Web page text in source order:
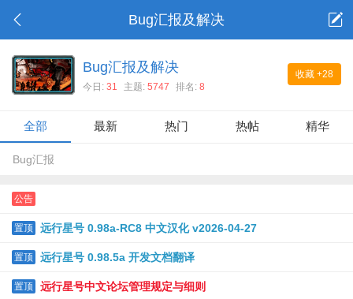
Bug汇报及解决
收藏 +28
Bug汇报及解决
今日: 31 主题: 5747 排名: 8
全部 最新 热门 热帖 精华
Bug汇报
公告
置顶 远行星号 0.98a-RC8 中文汉化 v2026-04-27
置顶 远行星号 0.98.5a 开发文档翻译
置顶 远行星号中文论坛管理规定与细则